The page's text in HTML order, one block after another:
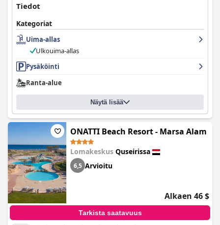
Tiedot
Kategoriat
Uima-allas
Ulkouima-allas
Pysäköinti
Ranta-alue
Näytä lisää
ONATTI Beach Resort - Marsa Alam
Lomakeskus Quseirissa
6,5 Arvioitu
Alkaen 46 $
Tarkista saatavuus